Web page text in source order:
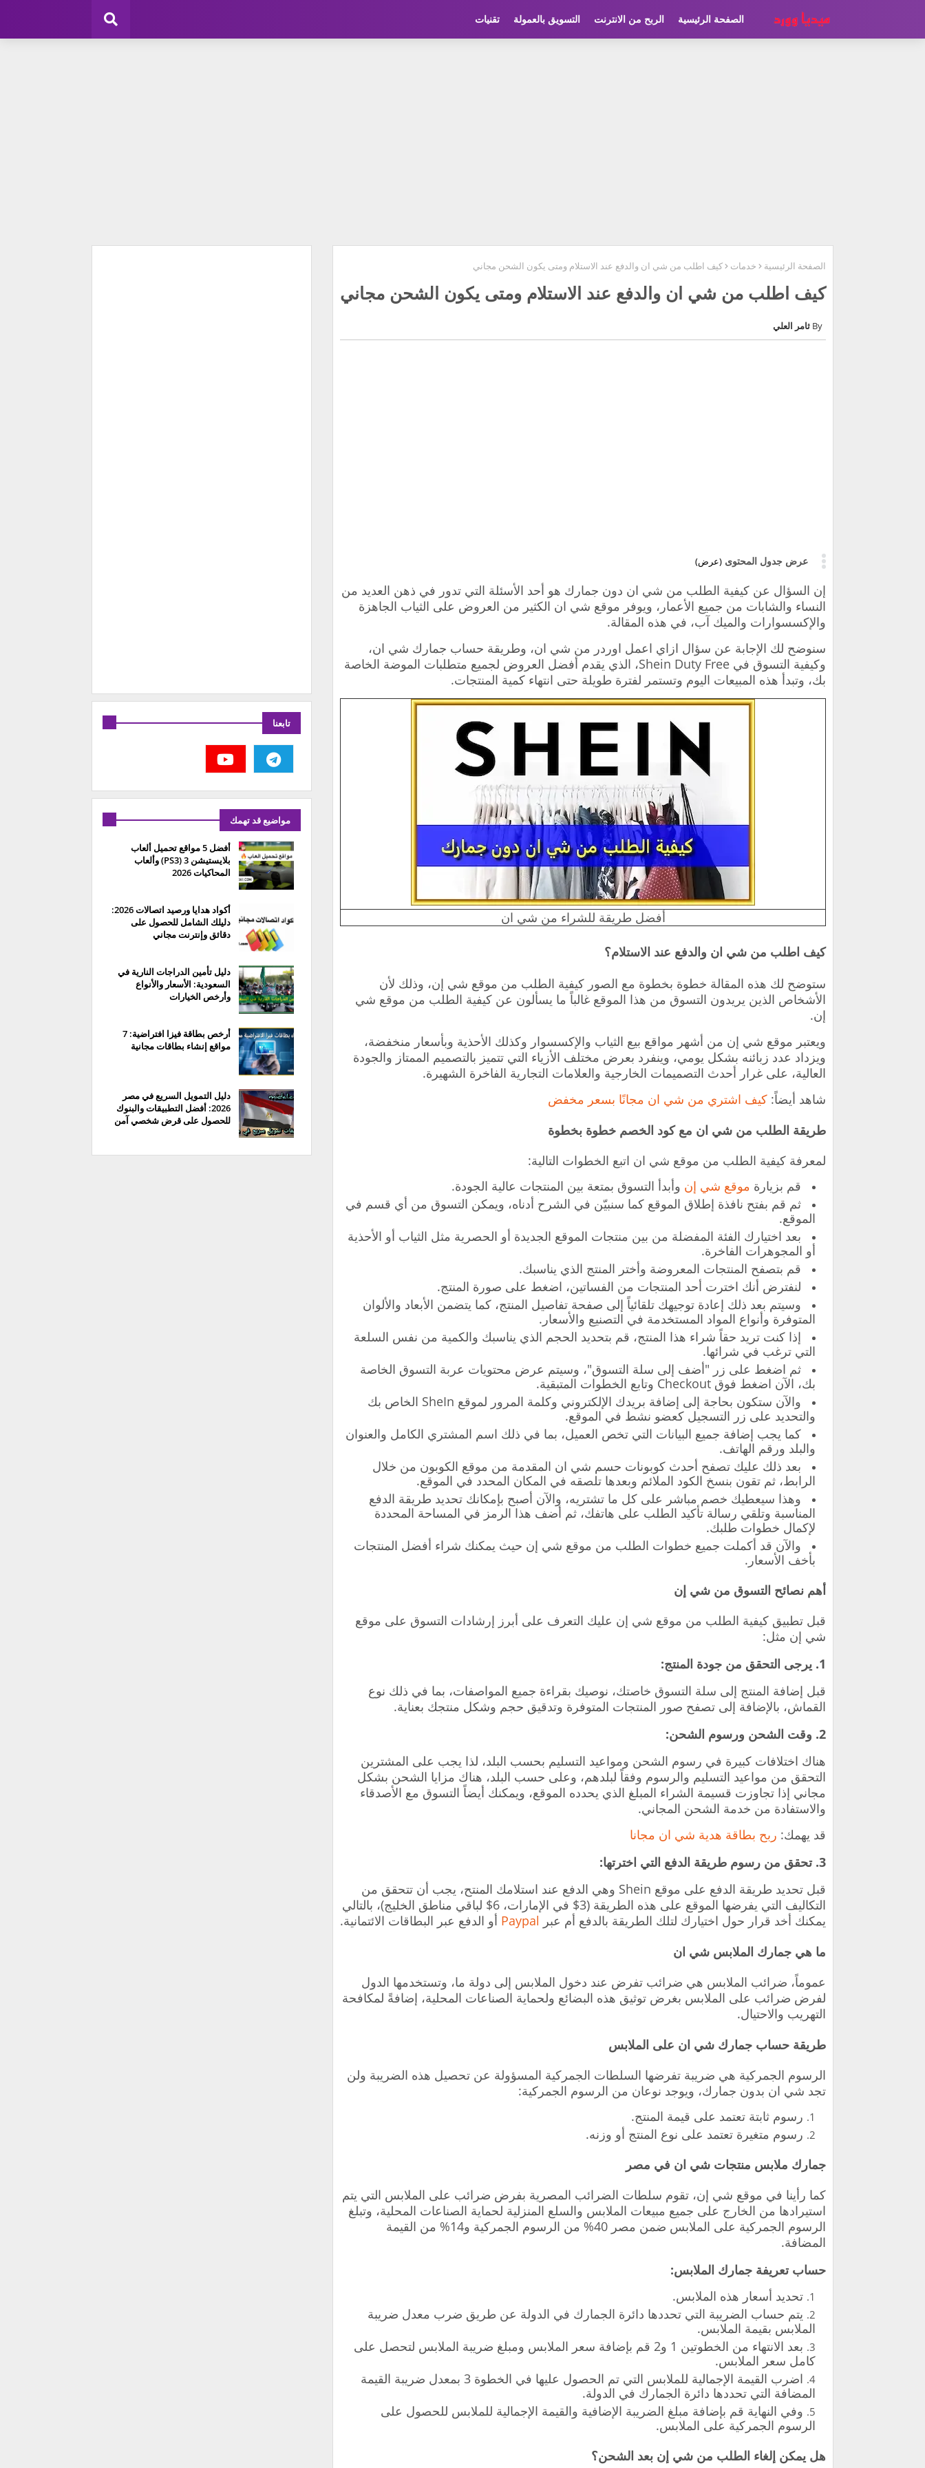
الصفحة الرئيسية الربح من الانترنت التسويق بالعمولة تقنيات
الصفحة الرئيسية خدمات كيف اطلب من شي ان والدفع عند الاستلام ومتى يكون الشحن مجاني
كيف اطلب من شي ان والدفع عند الاستلام ومتى يكون الشحن مجاني
ثامر العلي
عرض جدول المحتوى (عرض)
إن السؤال عن كيفية الطلب من شي ان دون جمارك هو أحد الأسئلة التي تدور في ذهن العديد من
النساء والشابات من جميع الأعمار، ويوفر موقع شي ان الكثير من العروض على الثياب الجاهزة
والإكسسوارات والميك آب، في هذه المقالة.
سنوضح لك الإجابة عن سؤال ازاي اعمل اوردر من شي ان، وطريقة حساب جمارك شي ان،
وكيفية التسوق في Shein Duty Free، الذي يقدم أفضل العروض لجميع متطلبات الموضة الخاصة
بك، وتبدأ هذه المبيعات اليوم وتستمر لفترة طويلة حتى انتهاء كمية المنتجات.
أفضل طريقة للشراء من شي ان
كيف اطلب من شي ان والدفع عند الاستلام؟
ستوضح لك هذه المقالة خطوة بخطوة مع الصور كيفية الطلب من موقع شي إن، وذلك لأن
الأشخاص الذين يريدون التسوق من هذا الموقع غالباً ما يسألون عن كيفية الطلب من موقع شي
إن.
ويعتبر موقع شي إن من أشهر مواقع بيع الثياب والإكسسوار وكذلك الأحذية وبأسعار منخفضة،
ويزداد عدد زبائنه بشكل يومي، وينفرد بعرض مختلف الأزياء التي تتميز بالتصميم الممتاز والجودة
العالية، على غرار أحدث التصميمات الخارجية والعلامات التجارية الفاخرة الشهيرة.
شاهد أيضاً: كيف اشتري من شي ان مجانًا بسعر مخفض
طريقة الطلب من شي ان مع كود الخصم خطوة بخطوة
لمعرفة كيفية الطلب من موقع شي ان اتبع الخطوات التالية:
قم بزيارة موقع شي إن وأبدأ التسوق بمتعة بين المنتجات عالية الجودة.
ثم قم بفتح نافذة إطلاق الموقع كما سنبيّن في الشرح أدناه، ويمكن التسوق من أي قسم في
الموقع.
بعد اختيارك الفئة المفضلة من بين منتجات الموقع الجديدة أو الحصرية مثل الثياب أو الأحذية
أو المجوهرات الفاخرة.
قم بتصفح المنتجات المعروضة وأختر المنتج الذي يناسبك.
لنفترض أنك اخترت أحد المنتجات من الفساتين، اضغط على صورة المنتج.
وسيتم بعد ذلك إعادة توجيهك تلقائياً إلى صفحة تفاصيل المنتج، كما يتضمن الأبعاد والألوان
المتوفرة وأنواع المواد المستخدمة في التصنيع والأسعار.
إذا كنت تريد حقاً شراء هذا المنتج، قم بتحديد الحجم الذي يناسبك والكمية من نفس السلعة
التي ترغب في شرائها.
ثم اضغط على زر "أضف إلى سلة التسوق"، وسيتم عرض محتويات عربة التسوق الخاصة
بك، الآن اضغط فوق Checkout وتابع الخطوات المتبقية.
والآن ستكون بحاجة إلى إضافة بريدك الإلكتروني وكلمة المرور لموقع SheIn الخاص بك
والتحديد على زر التسجيل كعضو نشط في الموقع.
كما يجب إضافة جميع البيانات التي تخص العميل، بما في ذلك اسم المشتري الكامل والعنوان
والبلد ورقم الهاتف.
بعد ذلك عليك تصفح أحدث كوبونات حسم شي ان المقدمة من موقع الكوبون من خلال
الرابط، ثم تقون بنسخ الكود الملائم وبعدها تلصقه في المكان المحدد في الموقع.
وهذا سيعطيك خصم مباشر على كل ما تشتريه، والآن أصبح بإمكانك تحديد طريقة الدفع
المناسبة وتلقي رسالة تأكيد الطلب على هاتفك، ثم أضف هذا الرمز في المساحة المحددة
لإكمال خطوات طلبك.
والآن قد أكملت جميع خطوات الطلب من موقع شي إن حيث يمكنك شراء أفضل المنتجات
بأخف الأسعار.
أهم نصائح التسوق من شي إن
قبل تطبيق كيفية الطلب من موقع شي إن عليك التعرف على أبرز إرشادات التسوق على موقع
شي إن مثل:
1. يرجى التحقق من جودة المنتج:
قبل إضافة المنتج إلى سلة التسوق خاصتك، نوصيك بقراءة جميع المواصفات، بما في ذلك نوع
القماش، بالإضافة إلى تصفح صور المنتجات المتوفرة وتدقيق حجم وشكل منتجك بعناية.
2. وقت الشحن ورسوم الشحن:
هناك اختلافات كبيرة في رسوم الشحن ومواعيد التسليم بحسب البلد، لذا يجب على المشترين
التحقق من مواعيد التسليم والرسوم وفقاً لبلدهم، وعلى حسب البلد، هناك مزايا الشحن بشكل
مجاني إذا تجاوزت قسيمة الشراء المبلغ الذي يحدده الموقع، ويمكنك أيضاً التسوق مع الأصدقاء
والاستفادة من خدمة الشحن المجاني.
قد يهمك: ربح بطاقة هدية شي ان مجانا
3. تحقق من رسوم طريقة الدفع التي اخترتها:
قبل تحديد طريقة الدفع على موقع Shein وهي الدفع عند استلامك المنتح، يجب أن تتحقق من
التكاليف التي يفرضها الموقع على هذه الطريقة (3$ في الإمارات، 6$ لباقي مناطق الخليج)، بالتالي
يمكنك أخد قرار حول اختيارك لتلك الطريقة بالدفع أم عبر Paypal أو الدفع عبر البطاقات الائتمانية.
ما هي جمارك الملابس شي ان
عموماً، ضرائب الملابس هي ضرائب تفرض عند دخول الملابس إلى دولة ما، وتستخدمها الدول
لفرض ضرائب على الملابس بغرض توثيق هذه البضائع ولحماية الصناعات المحلية، إضافةً لمكافحة
التهريب والاحتيال.
طريقة حساب جمارك شي ان على الملابس
الرسوم الجمركية هي ضريبة تفرضها السلطات الجمركية المسؤولة عن تحصيل هذه الضريبة ولن
تجد شي ان بدون جمارك، ويوجد نوعان من الرسوم الجمركية:
رسوم ثابتة تعتمد على قيمة المنتج.
رسوم متغيرة تعتمد على نوع المنتج أو وزنه.
جمارك ملابس منتجات شي ان في مصر
كما رأينا في موقع شي إن، تقوم سلطات الضرائب المصرية بفرض ضرائب على الملابس التي يتم
استيرادها من الخارج على جميع مبيعات الملابس والسلع المنزلية لحماية الصناعات المحلية، وتبلغ
الرسوم الجمركية على الملابس ضمن مصر 40% من الرسوم الجمركية و14% من القيمة
المضافة.
حساب تعريفة جمارك الملابس:
تحديد أسعار هذه الملابس.
يتم حساب الضريبة التي تحددها دائرة الجمارك في الدولة عن طريق ضرب معدل ضريبة
الملابس بقيمة الملابس.
بعد الانتهاء من الخطوتين 1 و2 قم بإضافة سعر الملابس ومبلغ ضريبة الملابس لتحصل على
كامل سعر الملابس.
اضرب القيمة الإجمالية للملابس التي تم الحصول عليها في الخطوة 3 بمعدل ضريبة القيمة
المضافة التي تحددها دائرة الجمارك في الدولة.
وفي النهاية قم بإضافة مبلغ الضريبة الإضافية والقيمة الإجمالية للملابس للحصول على
الرسوم الجمركية على الملابس.
هل يمكن إلغاء الطلب من شي إن بعد الشحن؟
تابعنا
مواضيع قد تهمك
أفضل 5 مواقع تحميل ألعاب
بلايستيشن 3 (PS3) وألعاب
المحاكيات 2026
أكواد هدايا ورصيد اتصالات 2026:
دليلك الشامل للحصول على
دقائق وإنترنت مجاني
دليل تأمين الدراجات النارية في
السعودية: الأسعار والأنواع
وأرخص الخيارات
أرخص بطاقة فيزا افتراضية: 7
مواقع إنشاء بطاقات مجانية
دليل التمويل السريع في مصر
2026: أفضل التطبيقات والبنوك
للحصول على قرض شخصي آمن